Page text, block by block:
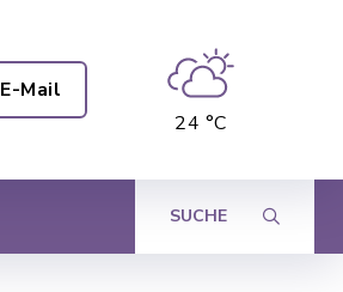
E-Mail
24 °C
SUCHE